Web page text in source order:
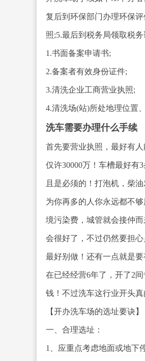
复后到环保部门办理环保
照;5.最后到税务局领取税务
1.书面备案申请书;
2.备案者有效身份证件;
3.清洗企业工商营业执照;
4.清洗场(站)所处地理位置
洗车需要办理什么手续
首先要营业执照，最好有
仅许30000万！车槽最好有
且是必须的！打泡机，柴
为你再多的人你永远都不
境污染费，城管就会接仲
会很好了，不过仍然要担
最好别做！还有一点就是
在已经经营6年了，开了2
钱！不过洗车这行业开头真
【开办洗车场的选址要诀】
一、合理选址：
1、应重点考虑地面或地下